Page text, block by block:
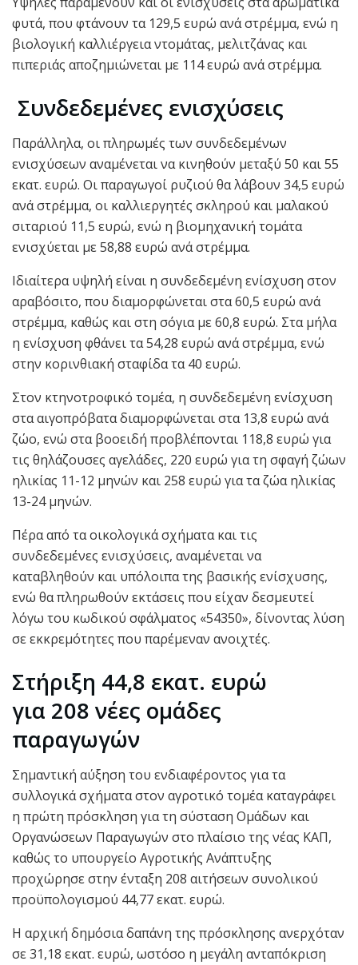
φυτά, που φτάνουν τα 129,5 ευρώ ανά στρέμμα, ενώ η
βιολογική καλλιέργεια ντομάτας, μελιτζάνας και
πιπεριάς αποζημιώνεται με 114 ευρώ ανά στρέμμα.
Συνδεδεμένες ενισχύσεις
Παράλληλα, οι πληρωμές των συνδεδεμένων
ενισχύσεων αναμένεται να κινηθούν μεταξύ 50 και 55
εκατ. ευρώ. Οι παραγωγοί ρυζιού θα λάβουν 34,5 ευρώ
ανά στρέμμα, οι καλλιεργητές σκληρού και μαλακού
σιταριού 11,5 ευρώ, ενώ η βιομηχανική τομάτα
ενισχύεται με 58,88 ευρώ ανά στρέμμα.
Ιδιαίτερα υψηλή είναι η συνδεδεμένη ενίσχυση στον
αραβόσιτο, που διαμορφώνεται στα 60,5 ευρώ ανά
στρέμμα, καθώς και στη σόγια με 60,8 ευρώ. Στα μήλα
η ενίσχυση φθάνει τα 54,28 ευρώ ανά στρέμμα, ενώ
στην κορινθιακή σταφίδα τα 40 ευρώ.
Στον κτηνοτροφικό τομέα, η συνδεδεμένη ενίσχυση
στα αιγοπρόβατα διαμορφώνεται στα 13,8 ευρώ ανά
ζώο, ενώ στα βοοειδή προβλέπονται 118,8 ευρώ για
τις θηλάζουσες αγελάδες, 220 ευρώ για τη σφαγή ζώων
ηλικίας 11-12 μηνών και 258 ευρώ για τα ζώα ηλικίας
13-24 μηνών.
Πέρα από τα οικολογικά σχήματα και τις
συνδεδεμένες ενισχύσεις, αναμένεται να
καταβληθούν και υπόλοιπα της βασικής ενίσχυσης,
ενώ θα πληρωθούν εκτάσεις που είχαν δεσμευτεί
λόγω του κωδικού σφάλματος «54350», δίνοντας λύση
σε εκκρεμότητες που παρέμεναν ανοιχτές.
Στήριξη 44,8 εκατ. ευρώ
για 208 νέες ομάδες
παραγωγών
Σημαντική αύξηση του ενδιαφέροντος για τα
συλλογικά σχήματα στον αγροτικό τομέα καταγράφει
η πρώτη πρόσκληση για τη σύσταση Ομάδων και
Οργανώσεων Παραγωγών στο πλαίσιο της νέας ΚΑΠ,
καθώς το υπουργείο Αγροτικής Ανάπτυξης
προχώρησε στην ένταξη 208 αιτήσεων συνολικού
προϋπολογισμού 44,77 εκατ. ευρώ.
Η αρχική δημόσια δαπάνη της πρόσκλησης ανερχόταν
σε 31,18 εκατ. ευρώ, ωστόσο η μεγάλη ανταπόκριση